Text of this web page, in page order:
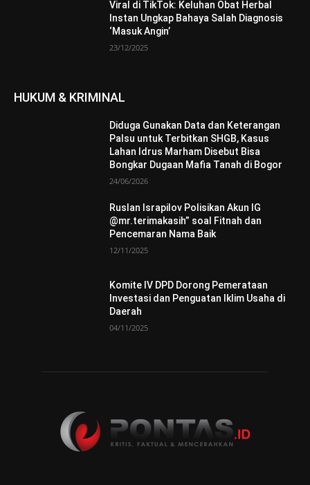
Viral di TikTok: Keluhan Obat Herbal
Instan Ungkap Bahaya Salah Diagnosis
‘Masuk Angin’
23/12/2025
HUKUM & KRIMINAL
Diduga Gunakan Data dan Keterangan
Palsu untuk Terbitkan SHGB, Kasus
Lahan Idrus Marham Disebut Bisa
Bongkar Dugaan Mafia Tanah di Bogor
24/06/2026
Ruslan Israpilov Polisikan Akun IG
@mr.terimakasih” soal Fitnah dan
Pencemaran Nama Baik
12/11/2025
Komite IV DPD Dorong Pemerataan
Investasi dan Penguatan Iklim Usaha di
Daerah
04/11/2025